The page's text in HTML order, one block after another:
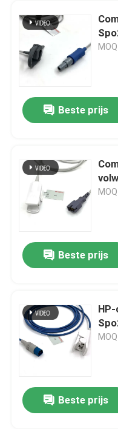
Thuis
Over ons
Fabrieksreis
Kwaliteitscontrole
Beste prijs
Beste prijs
Beste prijs